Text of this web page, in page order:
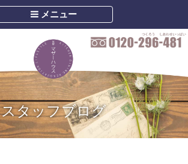
メニュー
スタッフブログ